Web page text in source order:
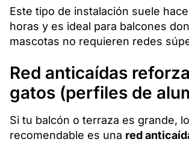
Este tipo de instalación suele
horas y es ideal para balcones
mascotas no requieren redes
Red anticaídas
gatos (perfiles de
Si tu balcón o terraza es grande, lo
recomendable es una red